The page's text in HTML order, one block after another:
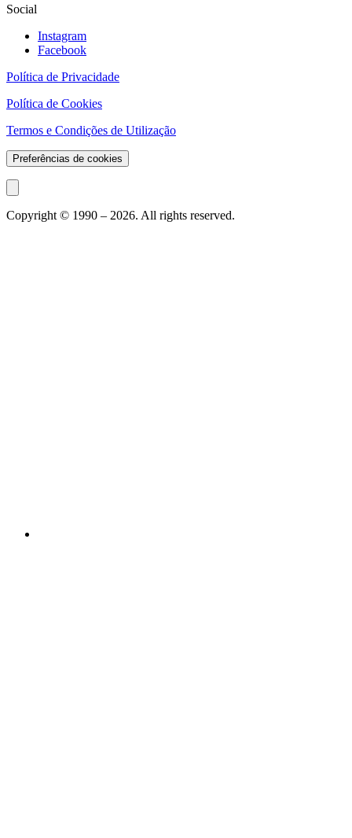
Social
Instagram
Facebook
Política de Privacidade
Política de Cookies
Termos e Condições de Utilização
Preferências de cookies
Copyright © 1990 – 2026. All rights reserved.